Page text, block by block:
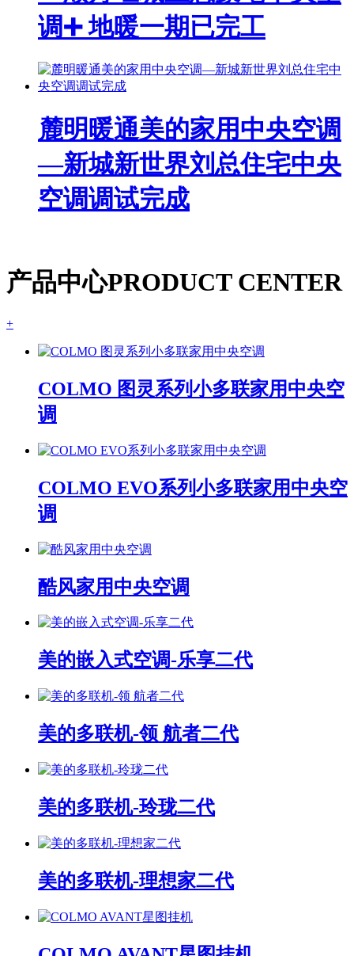
调➕ 地暖一期已完工
麓明暖通美的家用中央空调
—新城新世界刘总住宅中央
空调调试完成
产品中心PRODUCT CENTER
+
COLMO 图灵系列小多联家用中央空
调
COLMO EVO系列小多联家用中央空
调
酷风家用中央空调
美的嵌入式空调-乐享二代
美的多联机-领 航者二代
美的多联机-玲珑二代
美的多联机-理想家二代